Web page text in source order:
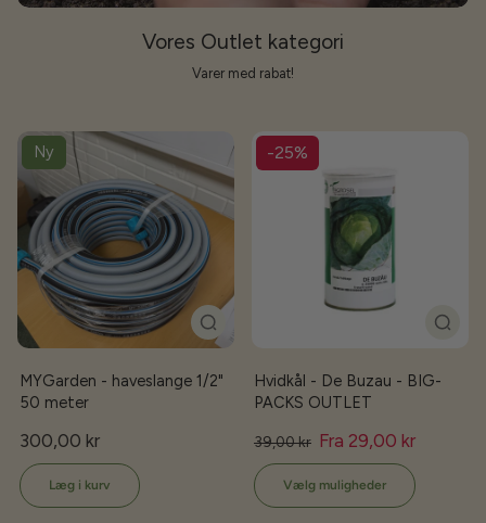
Vores Outlet kategori
Varer med rabat!
Ny
MYGarden - haveslange 1/2"
50 meter
300,00 kr
Læg i kurv
-25%
Hvidkål - De Buzau - BIG-
PACKS OUTLET
39,00 kr Fra 29,00 kr
Vælg muligheder